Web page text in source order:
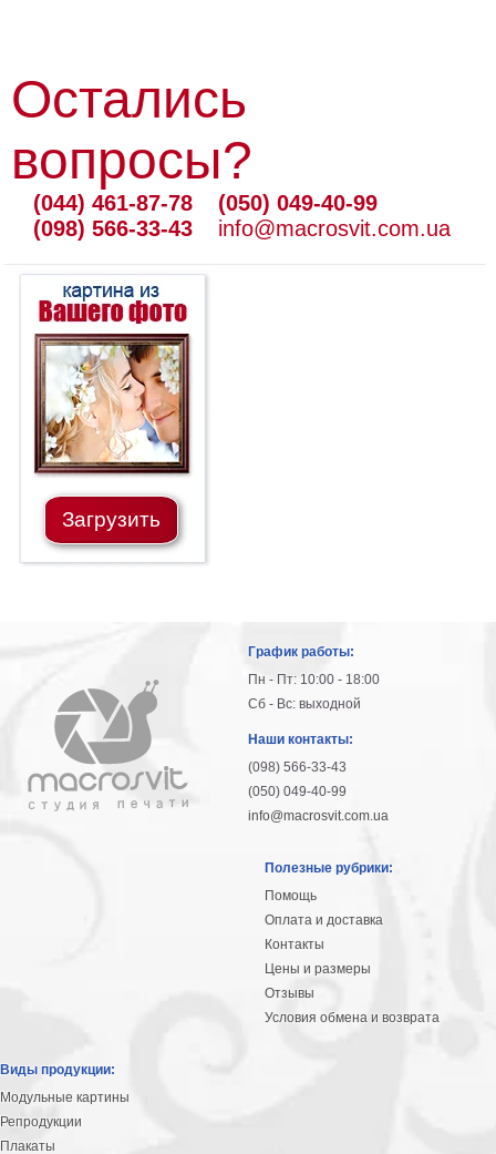
Остались
вопросы?
(044) 461-87-78
(098) 566-33-43
(050) 049-40-99
info@macrosvit.com.ua
Загрузить
График работы:
Пн - Пт: 10:00 - 18:00
Сб - Вс: выходной
Наши контакты:
(098) 566-33-43
(050) 049-40-99
info@macrosvit.com.ua
Полезные рубрики:
Помощь
Оплата и доставка
Контакты
Цены и размеры
Отзывы
Условия обмена и возврата
Виды продукции:
Модульные картины
Репродукции
Плакаты